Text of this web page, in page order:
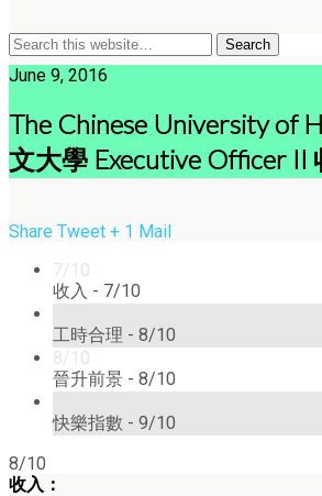
June 9, 2016
The Chinese University of
文大學 Executive Officer II
Share Tweet + 1 Mail
7/10
收入 - 7/10
工時合理 - 8/10
8/10
晉升前景 - 8/10
快樂指數 - 9/10
8/10
收入：